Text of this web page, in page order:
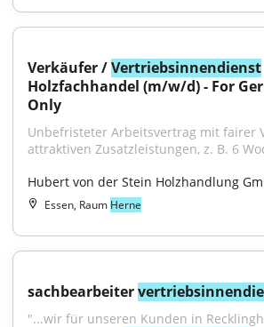
Verkäufer / Vertriebsinnendienst
Holzfachhandel (m/w/d) - For
Only
Unbefristeter Arbeitsvertrag mit fairer
attraktiven Zusatzleistungen, z. B. 6
Hubert von der Stein Holzhandlung
Essen, Raum Herne
sachbearbeiter
"...wir für unseren Kunden in